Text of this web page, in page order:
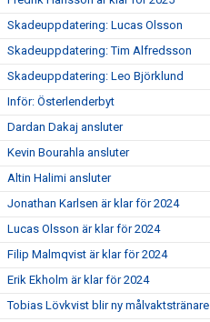
Skadeuppdatering: Lucas Olsson
Skadeuppdatering: Tim Alfredsson
Skadeuppdatering: Leo Björklund
Inför: Österlenderbyt
Dardan Dakaj ansluter
Kevin Bourahla ansluter
Altin Halimi ansluter
Jonathan Karlsen är klar för 2024
Lucas Olsson är klar för 2024
Filip Malmqvist är klar för 2024
Erik Ekholm är klar för 2024
Tobias Lövkvist blir ny målvaktstränare